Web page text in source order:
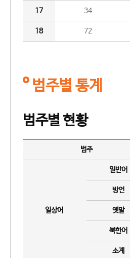
17 34
18 72
범주별 통계
범주별 현황
범주
일상어
일반어
방언
옛말
북한어
소계